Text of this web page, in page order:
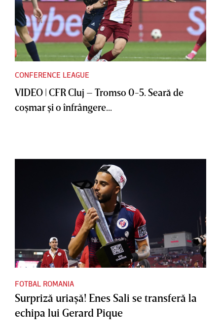
CONFERENCE LEAGUE
VIDEO | CFR Cluj – Tromso 0-5. Seară de
coşmar şi o înfrângere...
FOTBAL ROMANIA
Surpriză uriaşă! Enes Sali se transferă la
echipa lui Gerard Pique